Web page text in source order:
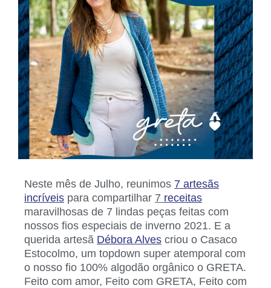
Neste mês de Julho, reunimos 7 artesãs
incríveis para compartilhar 7 receitas
maravilhosas de 7 lindas peças feitas com
nossos fios especiais de inverno 2021. E a
querida artesã Débora Alves criou o Casaco
Estocolmo, um topdown super atemporal com
o nosso fio 100% algodão orgânico o GRETA.
Feito com amor, Feito com GRETA, Feito com